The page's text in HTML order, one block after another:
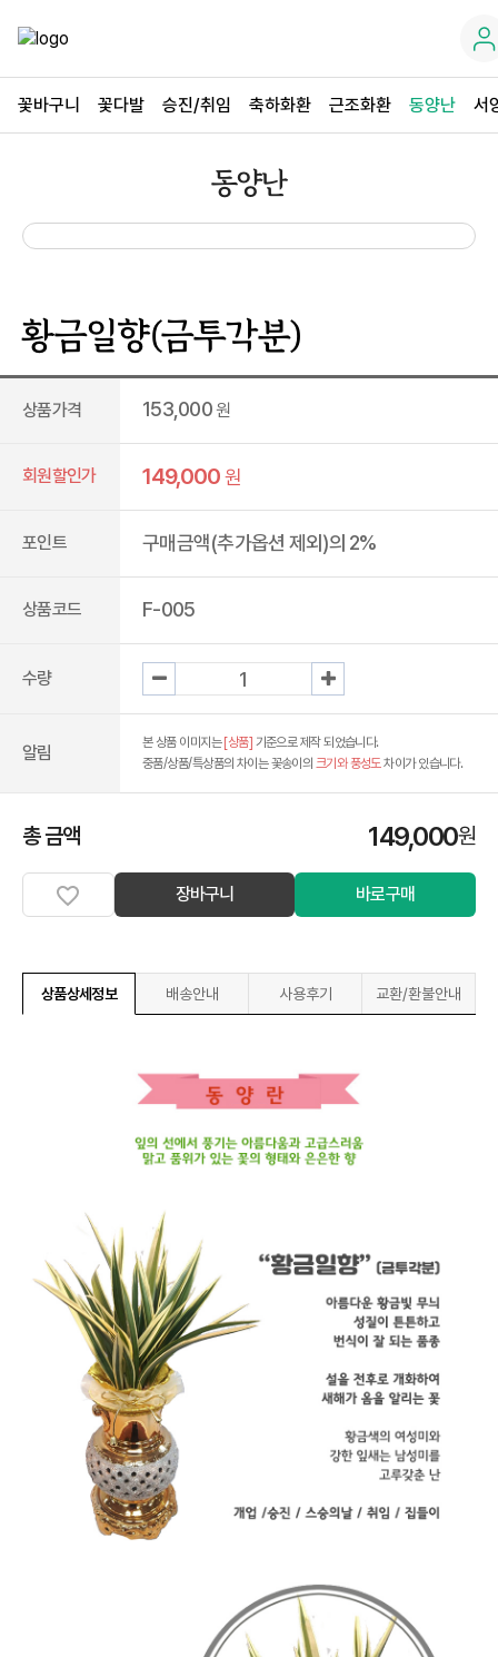
꽃바구니 꽃다발 승진/취임 축하화환 근조화환 동양난 서
동양난
황금일향(금투각분)
상품가격 153,000 원
회원할인가 149,000원
포인트 구매금액(추가옵션 제외)의 2%
상품코드 F-005
수량
알림 본 상품 이미지는 [상품] 기준으로 제작 되었습니다.
중품/상품/특상품의 차이는 꽃송이의 크기와 풍성도차이가 있습니다.
총 금액 149,000원
장바구니 바로구매
상품상세정보 배송안내 사용후기 교환/환불안내